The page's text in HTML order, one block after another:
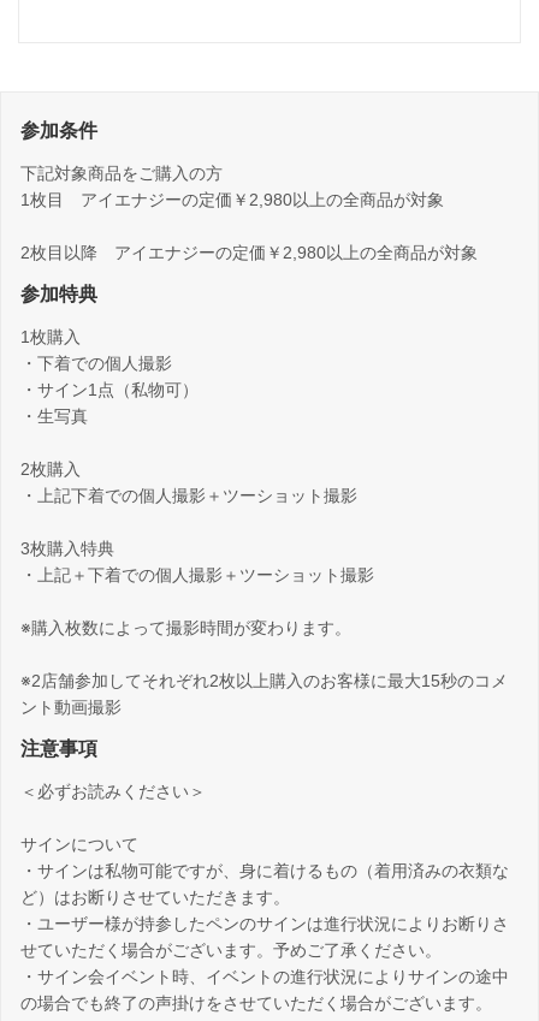
参加条件
下記対象商品をご購入の方
1枚目 アイエナジーの定価￥2,980以上の全商品が対象
2枚目以降 アイエナジーの定価￥2,980以上の全商品が対象
参加特典
1枚購入
・下着での個人撮影
・サイン1点（私物可）
・生写真
2枚購入
・上記下着での個人撮影＋ツーショット撮影
3枚購入特典
・上記＋下着での個人撮影＋ツーショット撮影
※購入枚数によって撮影時間が変わります。
※2店舗参加してそれぞれ2枚以上購入のお客様に最大15秒のコメ
ント動画撮影
注意事項
＜必ずお読みください＞
サインについて
・サインは私物可能ですが、身に着けるもの（着用済みの衣類な
ど）はお断りさせていただきます。
・ユーザー様が持参したペンのサインは進行状況によりお断りさ
せていただく場合がございます。予めご了承ください。
・サイン会イベント時、イベントの進行状況によりサインの途中
の場合でも終了の声掛けをさせていただく場合がございます。